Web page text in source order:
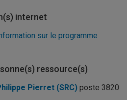
internet
sur le programme
ressource(s)
Pierret (SRC) poste 3820